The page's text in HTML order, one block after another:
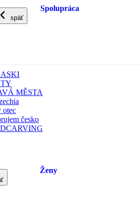
späť
Spolupráca
MĚSTA
otec
česko
Ženy